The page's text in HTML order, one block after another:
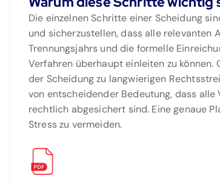
Die einzelnen Schritte einer Scheidung
und sicherzustellen, dass alle relevanten
Trennungsjahrs und die formelle
Verfahren überhaupt einleiten zu
der Scheidung zu langwierigen
von entscheidender Bedeutung, dass alle
rechtlich abgesichert sind. Eine genaue
Stress zu vermeiden.